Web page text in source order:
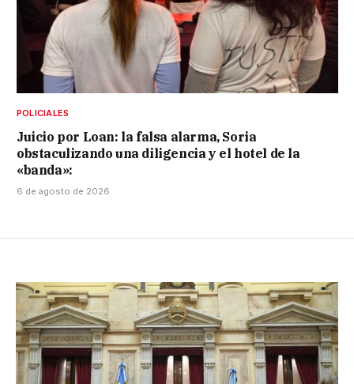
POLICIALES
Juicio por Loan: la falsa alarma, Soria
obstaculizando una diligencia y el hotel de la
«banda»:
6 de agosto de 2026